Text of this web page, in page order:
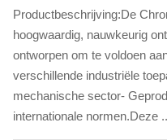
Productbeschrijving:De
hoogwaardig, nauwkeurig
ontworpen om te voldoen
verschillende industriële
mechanische sector-
internationale normen.Deze